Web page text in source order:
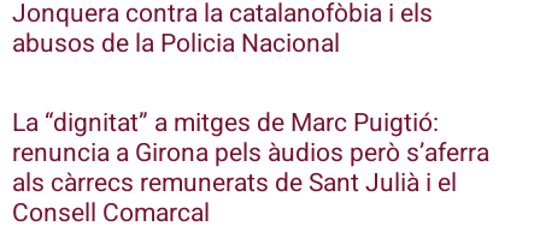
Jonquera contra la catalanofòbia i els
abusos de la Policia Nacional
La “dignitat” a mitges de Marc Puigtió:
renuncia a Girona pels àudios però s’aferra
als càrrecs remunerats de Sant Julià i el
Consell Comarcal